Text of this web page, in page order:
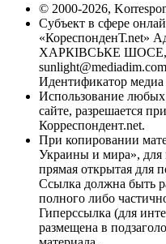
© 2000-2026,
Субъект в сфере
«КореспонденТ.net»
ХАРКІВСЬКЕ ШОСЕ,
Идентификатор
Использование
сайте, разрешается
Корреспондент.net.
При копировании
Украины и мира», для
прямая открытая для
Ссылка должна быть
полного либо
Гиперссылка (для
размещена в